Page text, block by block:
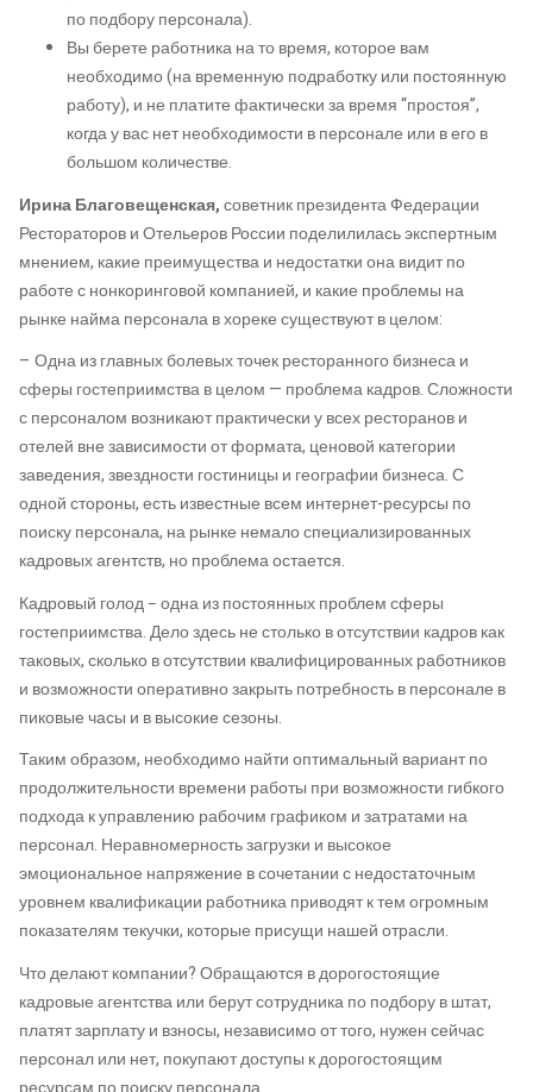
по подбору персонала).
Вы берете работника на то время, которое вам
необходимо (на временную подработку или постоянную
работу), и не платите фактически за время “простоя”,
когда у вас нет необходимости в персонале или в его в
большом количестве.
Ирина Благовещенская,советник президента Федерации
Рестораторов и Отельеров России поделилилась экспертным
мнением, какие преимущества и недостатки она видит по
работе с нонкоринговой компанией, и какие проблемы на
рынке найма персонала в хореке существуют в целом:
– Одна из главных болевых точек ресторанного бизнеса и
сферы гостеприимства в целом — проблема кадров. Сложности
с персоналом возникают практически у всех ресторанов и
отелей вне зависимости от формата, ценовой категории
заведения, звездности гостиницы и географии бизнеса. С
одной стороны, есть известные всем интернет-ресурсы по
поиску персонала, на рынке немало специализированных
кадровых агентств, но проблема остается.
Кадровый голод − одна из постоянных проблем сферы
гостеприимства. Дело здесь не столько в отсутствии кадров как
таковых, сколько в отсутствии квалифицированных работников
и возможности оперативно закрыть потребность в персонале в
пиковые часы и в высокие сезоны.
Таким образом, необходимо найти оптимальный вариант по
продолжительности времени работы при возможности гибкого
подхода к управлению рабочим графиком и затратами на
персонал. Неравномерность загрузки и высокое
эмоциональное напряжение в сочетании с недостаточным
уровнем квалификации работника приводят к тем огромным
показателям текучки, которые присущи нашей отрасли.
Что делают компании? Обращаются в дорогостоящие
кадровые агентства или берут сотрудника по подбору в штат,
платят зарплату и взносы, независимо от того, нужен сейчас
персонал или нет, покупают доступы к дорогостоящим